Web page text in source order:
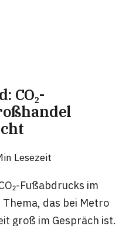
CO₂-
Lesezeit
Fußabdrucks im
das bei Metro
groß im Gespräch ist.